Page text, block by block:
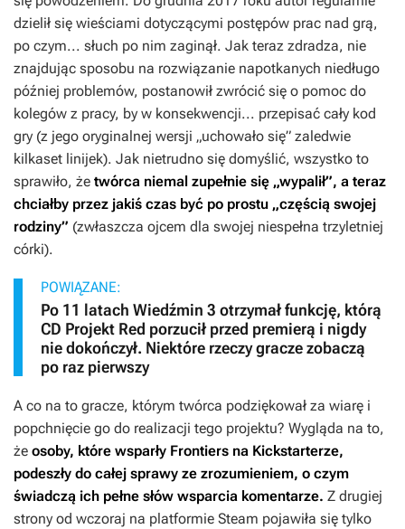
dzielił się wieściami dotyczącymi postępów prac nad grą,
po czym... słuch po nim zaginął. Jak teraz zdradza, nie
znajdując sposobu na rozwiązanie napotkanych niedługo
później problemów, postanowił zwrócić się o pomoc do
kolegów z pracy, by w konsekwencji... przepisać cały kod
gry (z jego oryginalnej wersji „uchowało się” zaledwie
kilkaset linijek). Jak nietrudno się domyślić, wszystko to
sprawiło, że twórca niemal zupełnie się „wypalił”, a teraz
chciałby przez jakiś czas być po prostu „częścią swojej
rodziny” (zwłaszcza ojcem dla swojej niespełna trzyletniej
córki).
POWIĄZANE:
Po 11 latach Wiedźmin 3 otrzymał funkcję, którą
CD Projekt Red porzucił przed premierą i nigdy
nie dokończył. Niektóre rzeczy gracze zobaczą
po raz pierwszy
A co na to gracze, którym twórca podziękował za wiarę i
popchnięcie go do realizacji tego projektu? Wygląda na to,
że osoby, które wsparły Frontiers na Kickstarterze,
podeszły do całej sprawy ze zrozumieniem, o czym
świadczą ich pełne słów wsparcia komentarze. Z drugiej
strony od wczoraj na platformie Steam pojawiła się tylko